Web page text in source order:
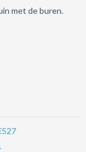
met de buren.